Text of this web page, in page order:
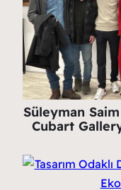
Süleyman Saim
Cubart